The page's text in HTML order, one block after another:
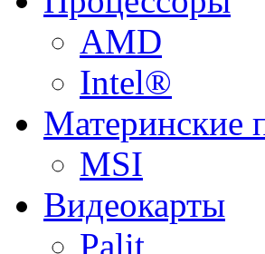
AMD
Intel®
Материнские
MSI
Видеокарты
Palit